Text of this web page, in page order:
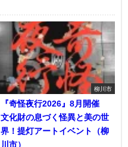
柳川市
『奇怪夜行2026』8月開催
文化財の息づく怪異と美の世
界！提灯アートイベント（柳
川市）